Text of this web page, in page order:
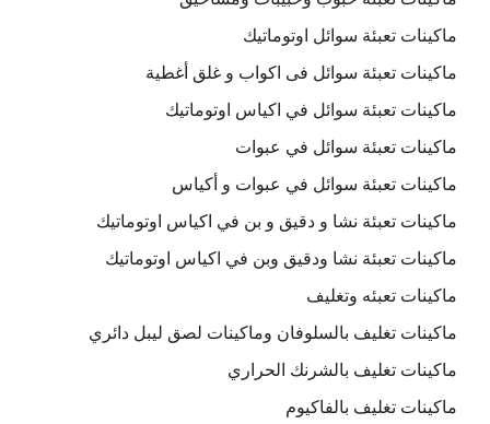
ماكينات تعبئة سوائل اوتوماتيك
ماكينات تعبئة سوائل فى اكواب و غلق أغطية
ماكينات تعبئة سوائل في اكياس اوتوماتيك
ماكينات تعبئة سوائل في عبوات
ماكينات تعبئة سوائل في عبوات و أكياس
ماكينات تعبئة نشا و دقيق و بن في اكياس اوتوماتيك
ماكينات تعبئة نشا ودقيق وبن في اكياس اوتوماتيك
ماكينات تعبئه وتغليف
ماكينات تغليف بالسلوفان وماكينات لصق ليبل دائري
ماكينات تغليف بالشرنك الحراري
ماكينات تغليف بالفاكيوم